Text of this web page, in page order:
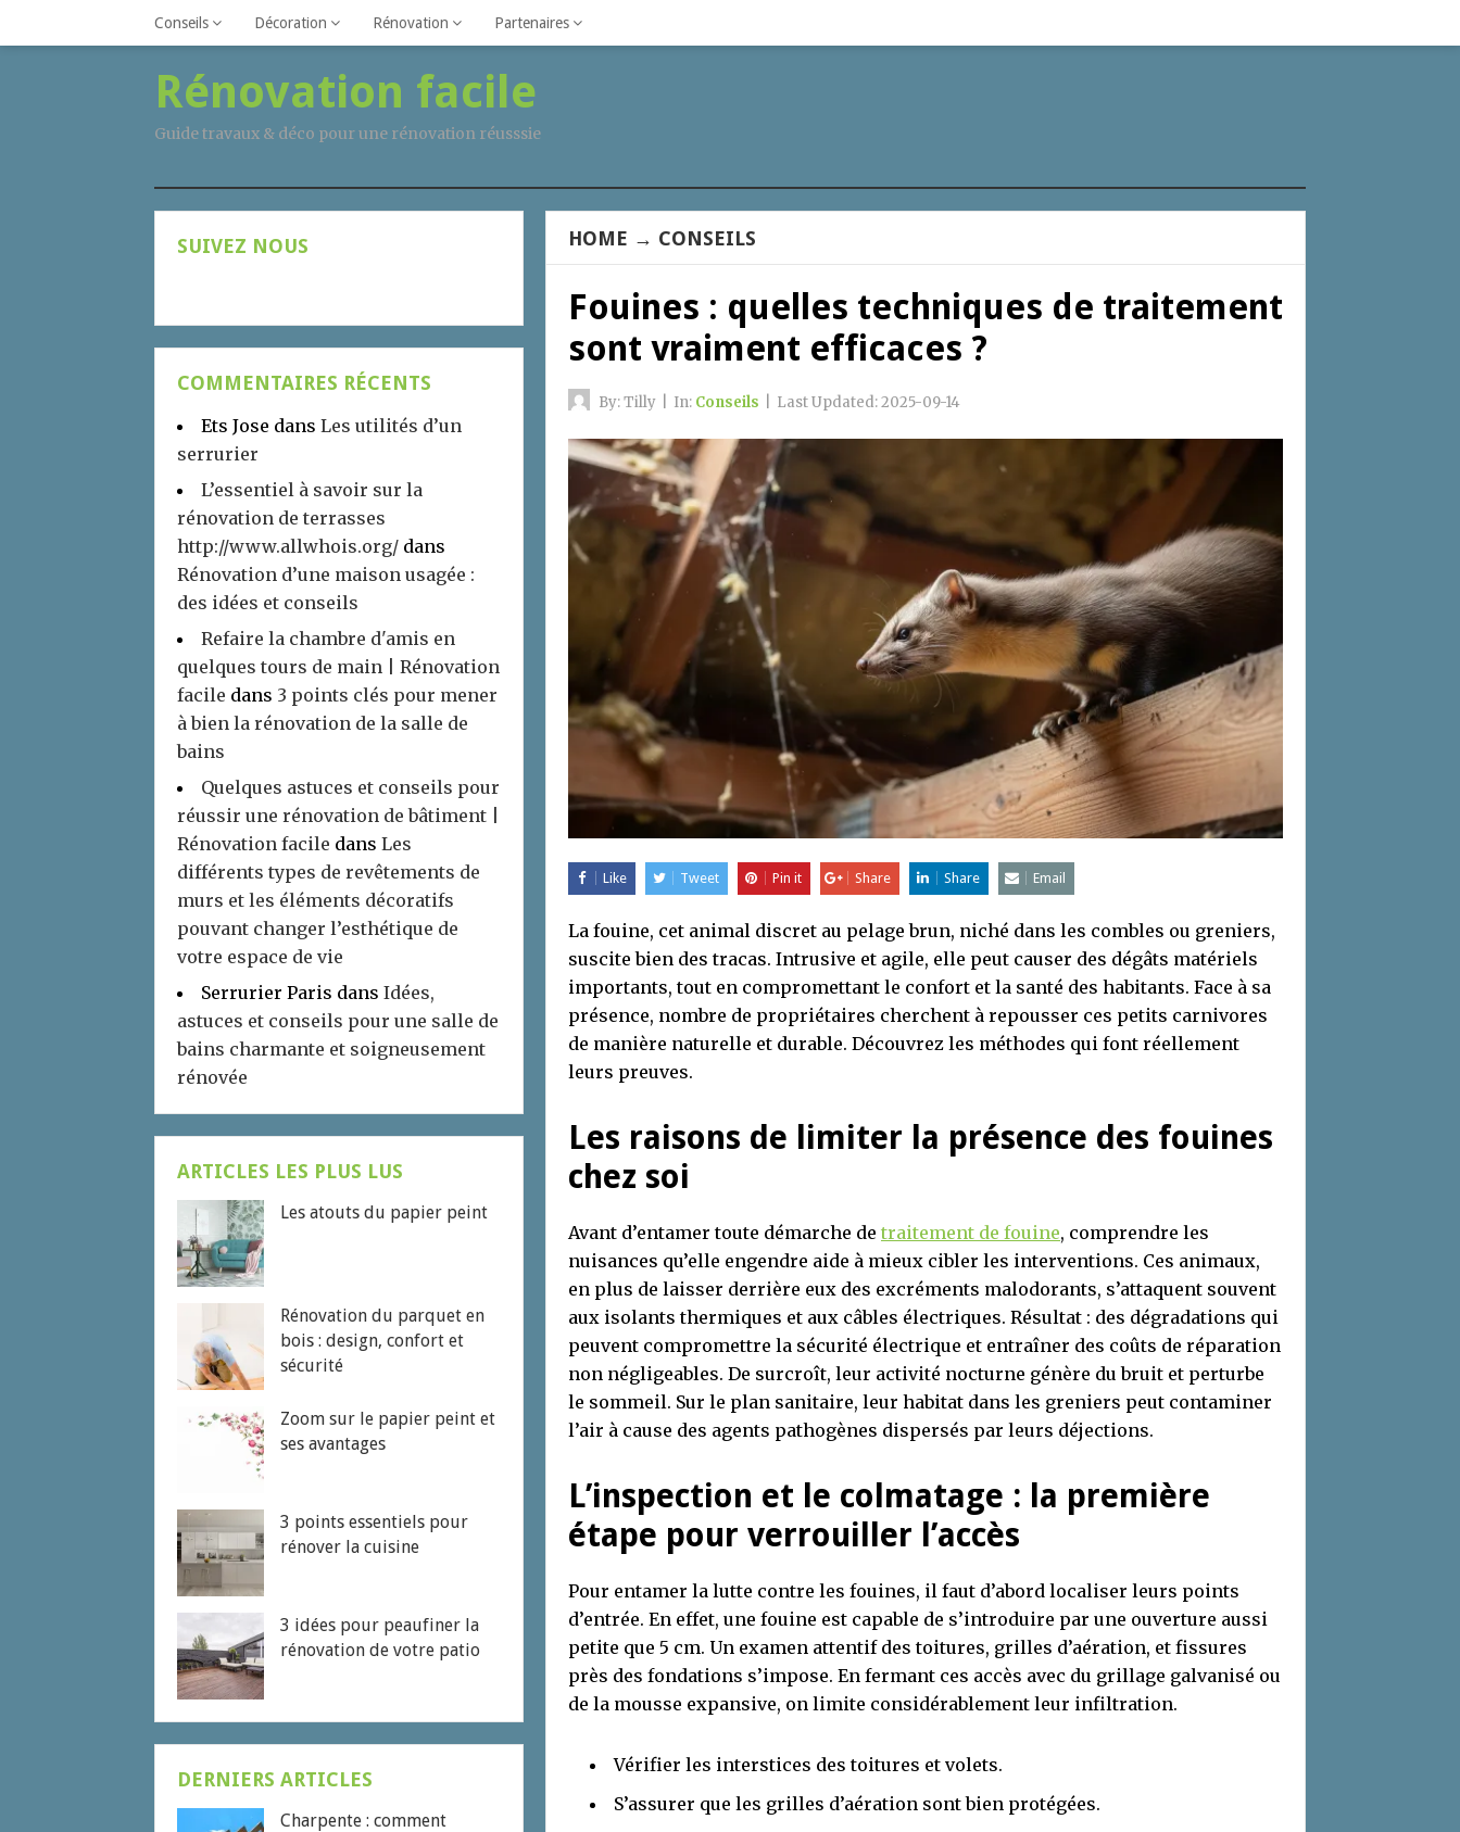
Conseils Décoration Rénovation Partenaires
Rénovation facile
Guide travaux & déco pour une rénovation réusssie
HOME → CONSEILS
Fouines : quelles techniques de traitement
sont vraiment efficaces ?
By:Tilly In: Conseils Last Updated:2025-09-14
Like Tweet Pin it Share Share Email
La fouine, cet animal discret au pelage brun, niché dans les combles ou greniers,
suscite bien des tracas. Intrusive et agile, elle peut causer des dégâts matériels
importants, tout en compromettant le confort et la santé des habitants. Face à sa
présence, nombre de propriétaires cherchent à repousser ces petits carnivores
de manière naturelle et durable. Découvrez les méthodes qui font réellement
leurs preuves.
Les raisons de limiter la présence des fouines
chez soi
Avant d’entamer toute démarche de traitement de fouine, comprendre les
nuisances qu’elle engendre aide à mieux cibler les interventions. Ces animaux,
en plus de laisser derrière eux des excréments malodorants, s’attaquent souvent
aux isolants thermiques et aux câbles électriques. Résultat : des dégradations qui
peuvent compromettre la sécurité électrique et entraîner des coûts de réparation
non négligeables. De surcroît, leur activité nocturne génère du bruit et perturbe
le sommeil. Sur le plan sanitaire, leur habitat dans les greniers peut contaminer
l’air à cause des agents pathogènes dispersés par leurs déjections.
L’inspection et le colmatage : la première
étape pour verrouiller l’accès
Pour entamer la lutte contre les fouines, il faut d’abord localiser leurs points
d’entrée. En effet, une fouine est capable de s’introduire par une ouverture aussi
petite que 5 cm. Un examen attentif des toitures, grilles d’aération, et fissures
près des fondations s’impose. En fermant ces accès avec du grillage galvanisé ou
de la mousse expansive, on limite considérablement leur infiltration.
Vérifier les interstices des toitures et volets.
S’assurer que les grilles d’aération sont bien protégées.
SUIVEZ NOUS
COMMENTAIRES RÉCENTS
Ets Jose dans Les utilités d’un
serrurier
L’essentiel à savoir sur la
rénovation de terrasses
http://www.allwhois.org/ dans
Rénovation d’une maison usagée :
des idées et conseils
Refaire la chambre d'amis en
quelques tours de main | Rénovation
facile dans 3 points clés pour mener
à bien la rénovation de la salle de
bains
Quelques astuces et conseils pour
réussir une rénovation de bâtiment |
Rénovation facile dans Les
différents types de revêtements de
murs et les éléments décoratifs
pouvant changer l’esthétique de
votre espace de vie
Serrurier Paris dans Idées,
astuces et conseils pour une salle de
bains charmante et soigneusement
rénovée
ARTICLES LES PLUS LUS
Les atouts du papier peint
Rénovation du parquet en
bois : design, confort et
sécurité
Zoom sur le papier peint et
ses avantages
3 points essentiels pour
rénover la cuisine
3 idées pour peaufiner la
rénovation de votre patio
DERNIERS ARTICLES
Charpente : comment